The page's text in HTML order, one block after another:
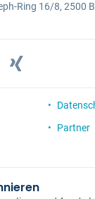
Ring 16/8, 2500
Partner